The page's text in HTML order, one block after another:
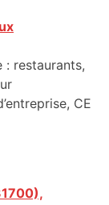
: restaurants,
CE